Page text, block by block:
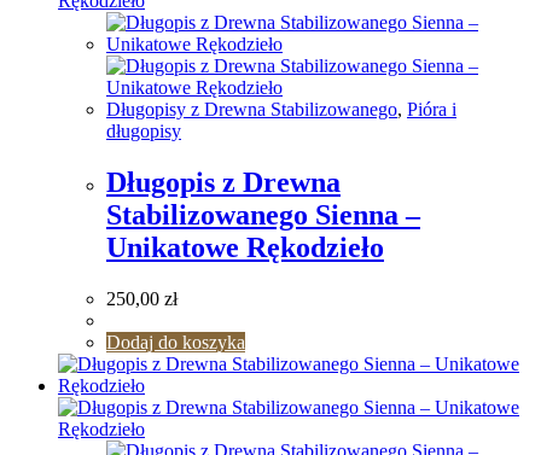
Długopisy z Drewna Stabilizowanego, Pióra i
długopisy
Długopis z Drewna
Stabilizowanego Sienna –
Unikatowe Rękodzieło
250,00 zł
Dodaj do koszyka